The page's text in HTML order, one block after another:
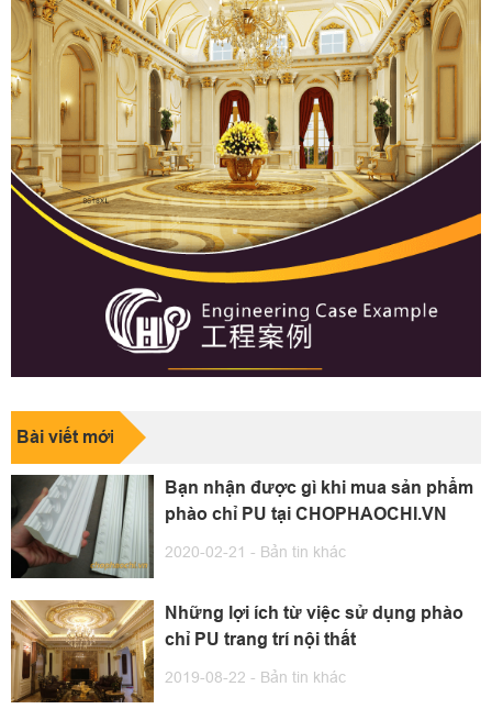
Bài viết mới
Bạn nhận được gì khi mua sản phẩm
phào chỉ PU tại CHOPHAOCHI.VN
2020-02-21 - Bản tin khác
Những lợi ích từ việc sử dụng phào
chỉ PU trang trí nội thất
2019-08-22 - Bản tin khác